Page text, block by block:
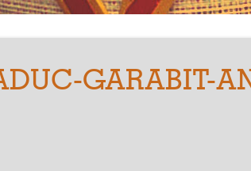
GARABIT-